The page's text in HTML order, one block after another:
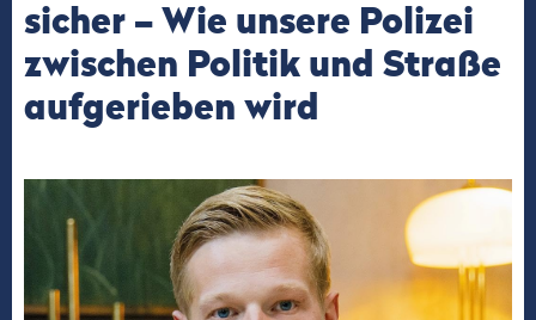
sicher – Wie unsere Polizei
zwischen Politik und Straße
aufgerieben wird